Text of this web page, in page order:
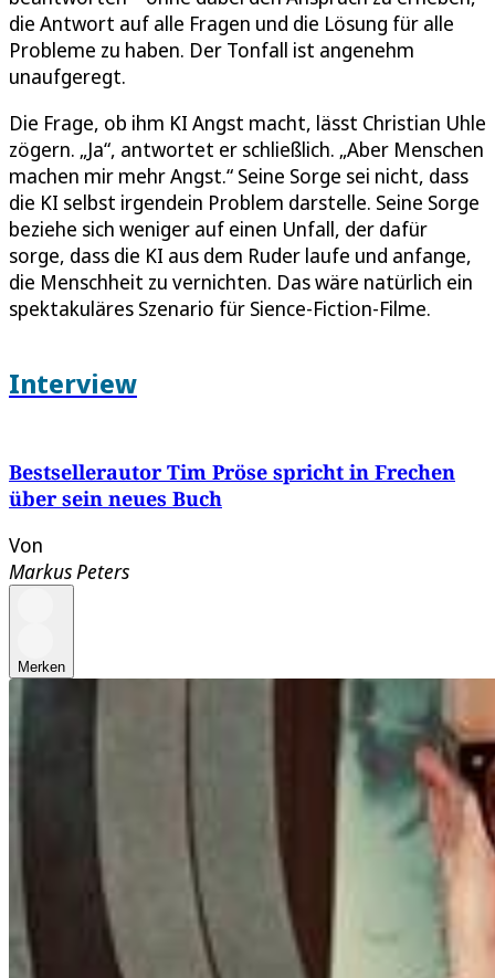
die Antwort auf alle Fragen und die Lösung für alle
Probleme zu haben. Der Tonfall ist angenehm
unaufgeregt.
Die Frage, ob ihm KI Angst macht, lässt Christian Uhle
zögern. „Ja“, antwortet er schließlich. „Aber Menschen
machen mir mehr Angst.“ Seine Sorge sei nicht, dass
die KI selbst irgendein Problem darstelle. Seine Sorge
beziehe sich weniger auf einen Unfall, der dafür
sorge, dass die KI aus dem Ruder laufe und anfange,
die Menschheit zu vernichten. Das wäre natürlich ein
spektakuläres Szenario für Sience-Fiction-Filme.
Interview
Bestsellerautor Tim Pröse spricht in Frechen
über sein neues Buch
Von
Markus Peters
Merken